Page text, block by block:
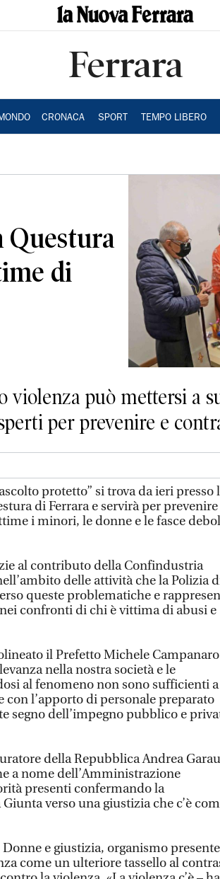
Ferrara
CRONACA SPORT TEMPO LIBERO
Questura
di
violenza può mettersi a
per prevenire e
protetto” si trova da ieri presso
di Ferrara e servirà per prevenire
i minori, le donne e le fasce
al contributo della Confindustria
delle attività che la Polizia
queste problematiche e
confronti di chi è vittima di abusi e
il Prefetto Michele
nella nostra società e le
al fenomeno non sono sufficienti a
con l’apporto di personale preparato
segno dell’impegno pubblico e
della Repubblica Andrea Garau
a nome dell’Amministrazione
presenti confermando la
verso una giustizia che c’è
e giustizia, organismo presente
come un ulteriore tassello al